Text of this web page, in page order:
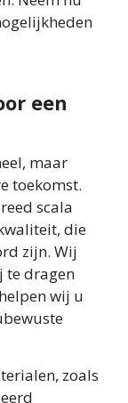
een
maar
toekomst.
scala
die
zijn. Wij
te dragen
wij u
zoals